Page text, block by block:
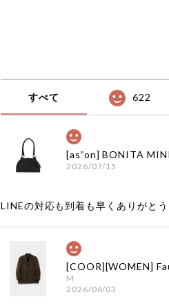
すべて 622
2026/07/15
LINEの対応も到着も早くありがとう
M
2026/06/03